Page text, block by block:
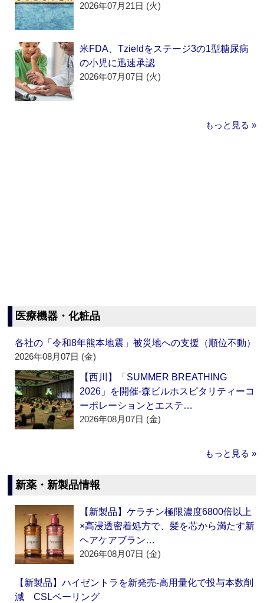
2026年07月21日 (火)
米FDA、Tzieldをステージ3の1型糖尿病
の小児に迅速承認
2026年07月07日 (火)
もっと見る »
医療機器・化粧品
各社の「令和8年熊本地震」被災地への支援（順位不動）
2026年08月07日 (金)
【西川】「SUMMER BREATHING
2026」を開催‐森ビルホスピタリティーコ
ーポレーションとエステ…
2026年08月07日 (金)
もっと見る »
新薬・新製品情報
【新製品】ケラチン極限濃度6800倍以上
×高浸透密着処方で、髪を芯から満たす新
ヘアケアブラン…
2026年08月07日 (金)
【新製品】ハイゼントラを新発売‐高用量化で投与本数削
減 CSLベーリング